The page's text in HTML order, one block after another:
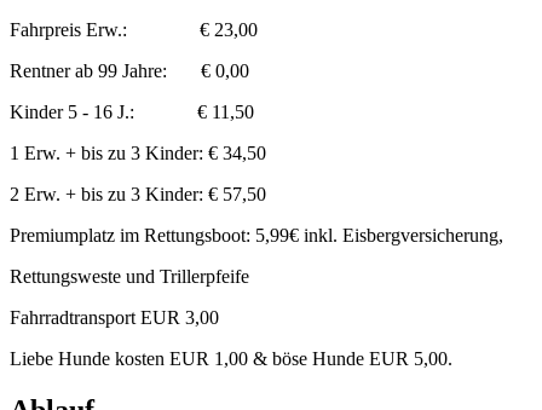
Fahrpreis Erw.: € 23,00
Rentner ab 99 Jahre: € 0,00
Kinder 5 - 16 J.: € 11,50
1 Erw. + bis zu 3 Kinder: € 34,50
2 Erw. + bis zu 3 Kinder: € 57,50
Premiumplatz im Rettungsboot: 5,99€ inkl. Eisbergversicherung,
Rettungsweste und Trillerpfeife
Fahrradtransport EUR 3,00
Liebe Hunde kosten EUR 1,00 & böse Hunde EUR 5,00.